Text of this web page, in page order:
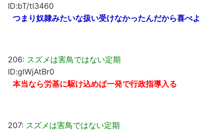
ID:bT/tl3460
つまり奴隷みたいな扱い受けなかったんだから喜べよ
206: スズメは害鳥ではない定期
ID:glWjAtBr0
本当なら労基に駆け込めば一発で行政指導入る
207: スズメは害鳥ではない定期